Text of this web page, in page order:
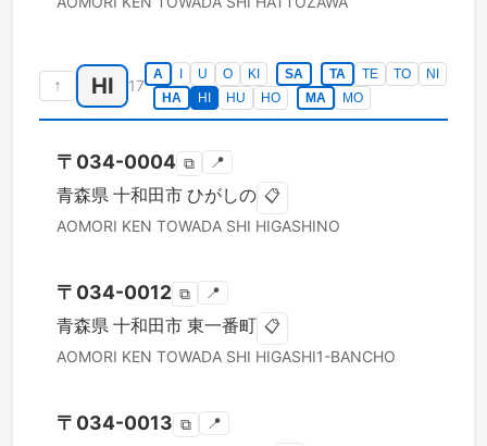
↑ HI 17
A U O KI SA TA TE TO
NI
HA
HI HU HO MA MO
〒 034-0004 ⧉ 📍
青森県 十和田市 ひがしの 📋
AOMORI KEN TOWADA SHI HIGASHINO
〒 034-0012 ⧉ 📍
青森県 十和田市 東一番町 📋
AOMORI KEN TOWADA SHI HIGASHI1-BANCHO
〒 034-0013 ⧉ 📍